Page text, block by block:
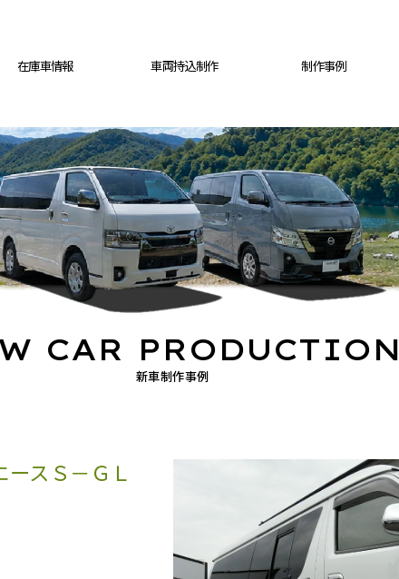
在庫車情報 車両持込制作 制作事例
新車制作事例
CAR PRODUCTION
スＳ－ＧＬ